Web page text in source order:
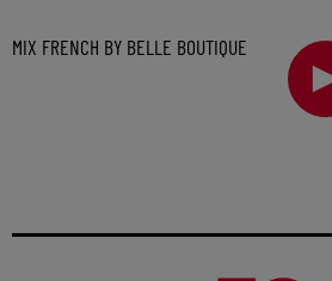
MIX FRENCH BY BELLE BOUTIQUE